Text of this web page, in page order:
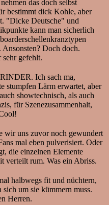
das doch selbst
bestimmt dick Kohle, aber
"Dicke Deutsche" und
kann man sicherlich
Doch doch.
gefehlt.
Ich sach ma,
stumpfen Lärm erwartet, aber
showtechnisch, als auch
für Szenezusammenhalt,
wir uns zuvor noch gewundert
mal eben pulverisiert. Oder
die einzelnen Elemente
verteilt rum. Was ein Abriss.
halbwegs fit und nüchtern,
sich um sie kümmern muss.
Herren.